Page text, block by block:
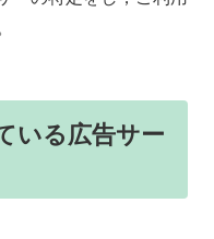
いる広告サー